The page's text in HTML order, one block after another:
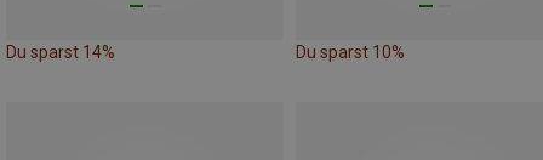
Du sparst 14% Du sparst 10%